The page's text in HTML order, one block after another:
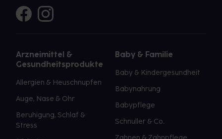
Arzneimittel &
Gesundheitsprodukte
Allergien & Heuschnupfen
Auge, Nase & Ohr
Beruhigung, Schlaf &
Stress
Baby & Familie
Baby & Kindergesundheit
Babynahrung
Babypflege
Schnuller & Co.